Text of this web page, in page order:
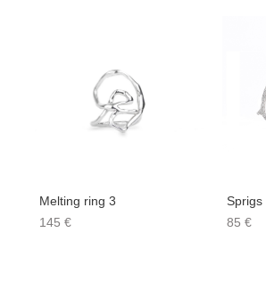
Melting ring 3
145 €
Sprigs
85 €